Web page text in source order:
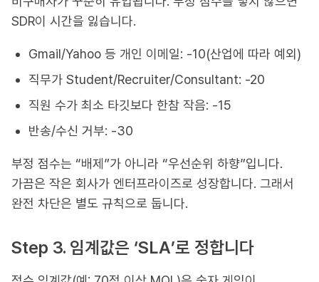
SDR이 시간을 잃습니다.
Gmail/Yahoo 등 개인 이메일: -10(산업에 따라 예외)
직무가 Student/Recruiter/Consultant: -20
직원 수가 최소 타깃보다 한참 작음: -15
반송/수신 거부: -30
부정 점수는 “배제”가 아니라 “우선순위 하향”입니다.
가끔은 작은 회사가 엔터프라이즈로 성장합니다. 그래서
완전 차단은 별도 규칙으로 둡니다.
Step 3. 임계값은 ‘SLA’로 정합니다